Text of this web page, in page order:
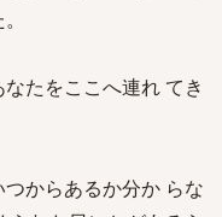
たをここへ連れ てき
からあるか分か らな